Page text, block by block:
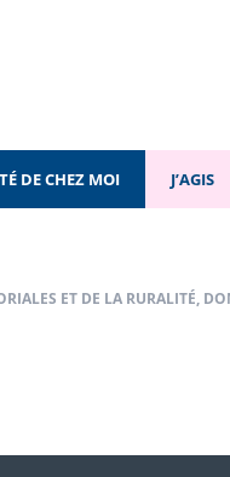
DE CHEZ MOI J’AGIS
ET DE LA RURALITÉ,